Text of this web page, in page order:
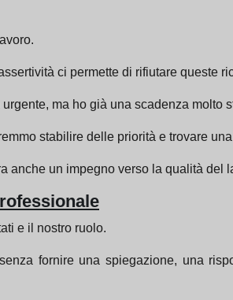
ci permette di rifiutare queste
ma ho già una scadenza molto
stabilire delle priorità e trovare
anche un impegno verso la qualità
e il nostro ruolo.
fornire una spiegazione, una